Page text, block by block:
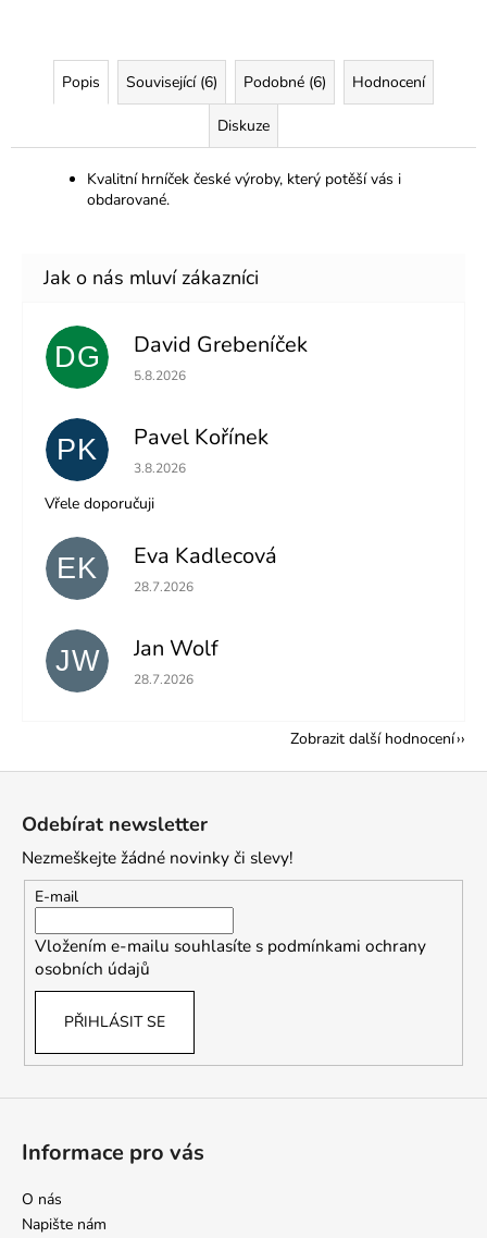
Popis Související (6) Podobné (6) Hodnocení
Diskuze
Kvalitní hrníček české výroby, který potěší vás i
obdarované.
DG David Grebeníček
Hodnocení obchodu je 5 z 5 hvězdiček.
5.8.2026
PK Pavel Kořínek
Hodnocení obchodu je 5 z 5 hvězdiček.
3.8.2026
Vřele doporučuji
EK Eva Kadlecová
Hodnocení obchodu je 5 z 5 hvězdiček.
28.7.2026
JW Jan Wolf
Hodnocení obchodu je 5 z 5 hvězdiček.
28.7.2026
Zobrazit další hodnocení
Odebírat newsletter
Nezmeškejte žádné novinky či slevy!
E-mail
Vložením e-mailu souhlasíte s podmínkami ochrany
osobních údajů
PŘIHLÁSIT SE
Informace pro vás
O nás
Napište nám